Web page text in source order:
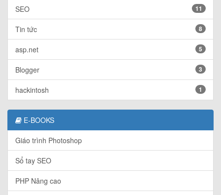
SEO 11
Tin tức 8
asp.net 5
Blogger 3
hackintosh 1
E-BOOKS
Giáo trình Photoshop
Sổ tay SEO
PHP Nâng cao